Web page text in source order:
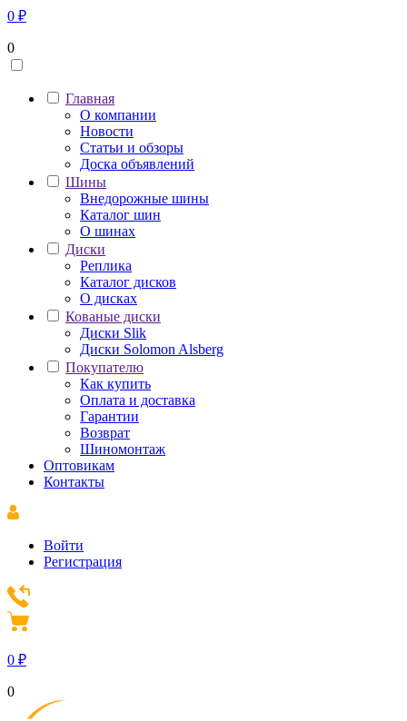
0 ₽
0
Главная
О компании
Новости
Статьи и обзоры
Доска объявлений
Шины
Внедорожные шины
Каталог шин
О шинах
Диски
Реплика
Каталог дисков
О дисках
Кованые диски
Диски Slik
Диски Solomon Alsberg
Покупателю
Как купить
Оплата и доставка
Гарантии
Возврат
Шиномонтаж
Оптовикам
Контакты
Войти
Регистрация
0 ₽
0